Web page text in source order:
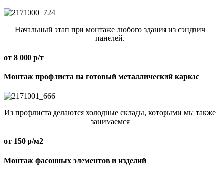
Начальный этап при монтаже любого здания из сэндвич
панелей.
от 8 000 р/т
Монтаж профлиста на готовый металлический каркас
Из профлиста делаются холодные склады, которыми мы также
занимаемся
от 150 р/м2
Монтаж фасонных элементов и изделий